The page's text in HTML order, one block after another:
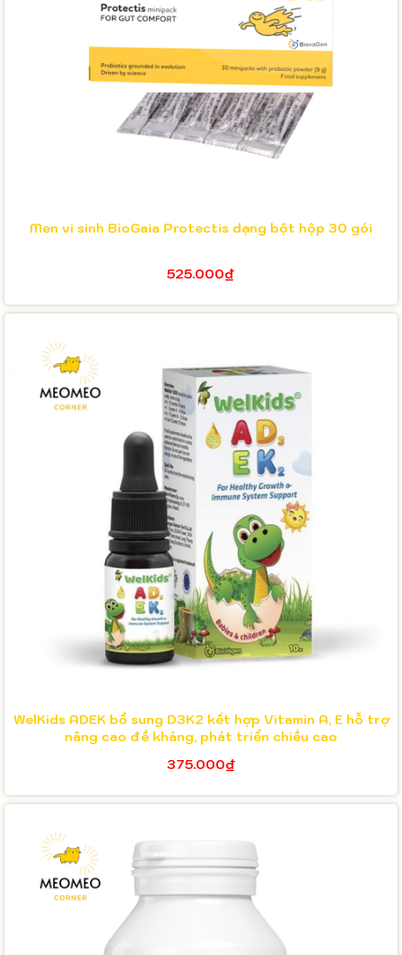
Men vi sinh BioGaia Protectis dạng bột hộp 30 gói
525.000₫
WelKids ADEK bổ sung D3K2 kết hợp Vitamin A, E hỗ trợ
nâng cao đề kháng, phát triển chiều cao
375.000₫